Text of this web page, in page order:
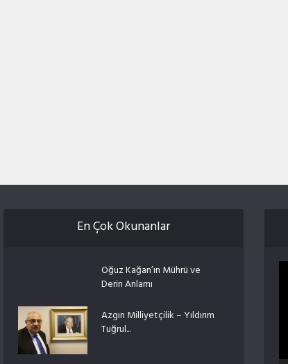
En Çok Okunanlar
Oğuz Kağan’ın Mührü ve
Derin Anlamı
Azgın Milliyetçilik – Yıldırım
Tuğrul...